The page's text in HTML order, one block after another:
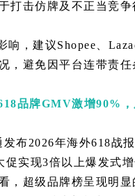
打击仿牌及不正当竞争
响，建议Shopee、
，避免因平台连带责
品牌GMV激增90%
发布2026年海外618战
促实现3倍以上爆发式
，超级品牌榜呈现明